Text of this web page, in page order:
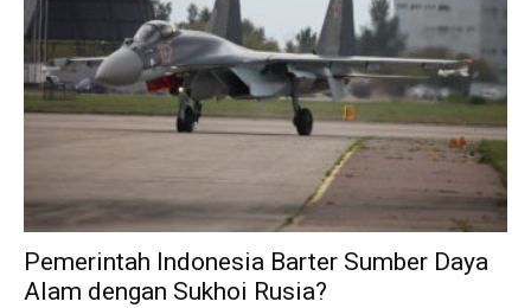
Pemerintah Indonesia Barter Sumber Daya
Alam dengan Sukhoi Rusia?